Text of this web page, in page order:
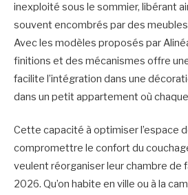
inexploité sous le sommier, libérant
souvent encombrés par des
Avec les modèles proposés par
finitions et des mécanismes offre
facilite l’intégration dans une
dans un petit appartement où
Cette capacité à optimiser l’espace
compromettre le confort du
veulent réorganiser leur chambre de
2026. Qu’on habite en ville ou à la